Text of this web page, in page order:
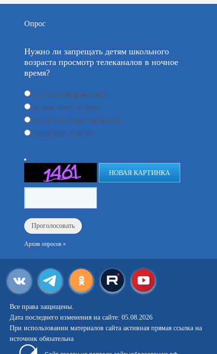
Опрос
Нужно ли запрещать детям школьного
возраста просмотр телеканалов в ночное
время?
да, это необходимая мера
да, хотя толку не будет
нет, от этого будет только хуже
затрудняюсь ответить
НОВАЯ КАРТИНКА
Архив опросов »
Все права защищены.
Дата последнего изменения на сайте: 05.08.2026
При использовании материалов сайта активная прямая ссылка на
источник обязательна